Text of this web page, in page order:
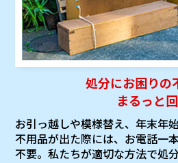
処分にお困りの
まるっと
お引っ越しや模様替え、年末年
不用品が出た際には、お電話一
不要。私たちが適切な方法で処分